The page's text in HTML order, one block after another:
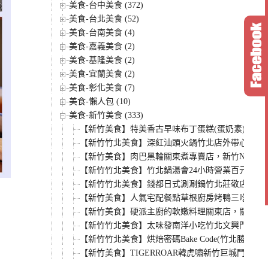
美食-台中美食 (372)
美食-台北美食 (52)
美食-台南美食 (4)
美食-嘉義美食 (2)
美食-基隆美食 (2)
美食-宜蘭美食 (2)
美食-彰化美食 (7)
美食-懶人包 (10)
美食-新竹美食 (333)
【新竹美食】特美香古早味布丁蛋糕(蛋奶素)，黑
【新竹竹北美食】深紅汕頭火鍋竹北店外帶心得
【新竹美食】肉巴黑輪關東煮專賣店，新竹
【新竹竹北美食】竹北鍋湯會24小時營業百元小
【新竹竹北美食】錢都日式涮涮鍋竹北莊敬店，
【新竹美食】人氣宅配餐點草根廚房烤鴨三吃真
【新竹美食】硬派主廚的軟嫩料理關東店，關東
【新竹竹北美食】太味發南洋小吃竹北文興門市
【新竹竹北美食】烘焙密碼Bake Code(竹北勝利
【新竹美食】TIGERROAR韓虎嘯新竹巨城門市